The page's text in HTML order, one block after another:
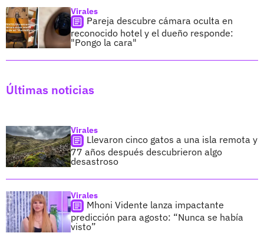
Virales
Pareja descubre cámara oculta en
reconocido hotel y el dueño responde:
"Pongo la cara"
Últimas noticias
Virales
Llevaron cinco gatos a una isla remota y
77 años después descubrieron algo
desastroso
Virales
Mhoni Vidente lanza impactante
predicción para agosto: “Nunca se había
visto”